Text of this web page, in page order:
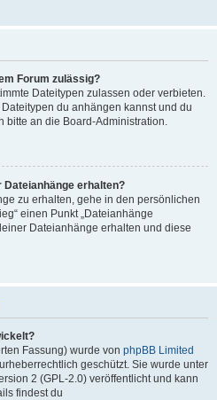
Forum zulässig?
Dateitypen zulassen oder verbieten.
du anhängen kannst und du
bitte an die Board-Administration.
Dateianhänge erhalten?
zu erhalten, gehe in den persönlichen
einen Punkt „Dateianhänge
Dateianhänge erhalten und diese
Fassung) wurde von phpBB Limited
geschützt. Sie wurde unter
2 (GPL-2.0) veröffentlicht und kann
findest du